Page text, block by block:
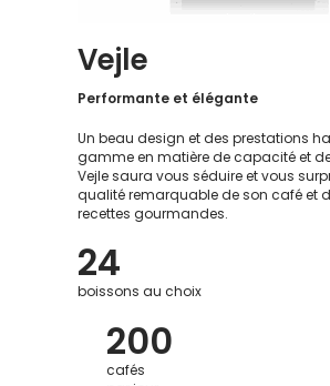
Vejle
Performante et élégante
Un beau design et des prestations
gamme en matière de capacité et
Vejle saura vous séduire et vous
qualité remarquable de son café et
recettes gourmandes.
24
boissons au choix
200
cafés